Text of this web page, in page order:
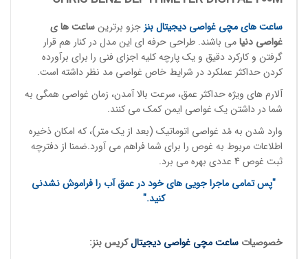
ساعت های مچی غواصی دیجیتال بنز جزو برترینساعت ها ی
غواصی دنیامی باشند. طراحی حرفه ای این مدل در کنار هم قرار
گرفتن و کارکرد دقیق و یک پارچه کلیه اجزای فنی را برای برآورده
کردن حداکثر عملکرد در شرایط خاص غواصی مد نظر داشته است.
آلارم های ویژه حداکثر عمق، سرعت بالا آمدن، زمان غواصی همگی به
شما در داشتن یک غواصی ایمن کمک می کنند.
وارد شدن به مُد غواصی اتوماتیک (بعد از یک متر)، که امکان ذخیره
اطلاعات مربوط به غوص را برای شما فراهم می آورد.ضمنا از دفترچه
ثبت غوص 4 عددی بهره می برد.
"پس تمامی ماجرا جویی های خود در عمق آب را فراموش نشدنی
کنید."
خصوصیات ساعت مچی غواصی دیجیتالکریس بنز: